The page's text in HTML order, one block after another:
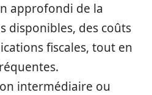
approfondi de la
disponibles, des coûts
fiscales, tout en
intermédiaire ou